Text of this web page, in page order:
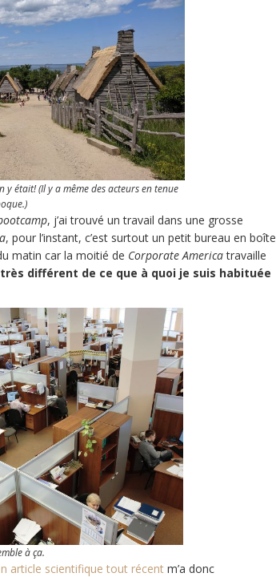
y était! (Il y a même des acteurs en tenue
, j’ai trouvé un travail dans une grosse
, pour l’instant, c’est surtout un petit bureau en boîte
matin car la moitié de Corporate Americatravaille
différent de ce que à quoi je suis habituée
à ça.
article scientifique tout récent m’a donc